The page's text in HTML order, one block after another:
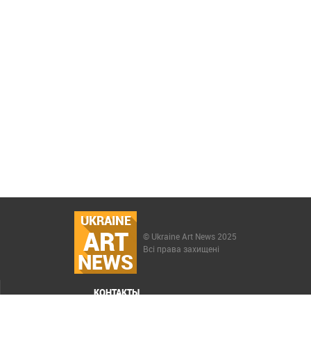
UKRAINE
ART
NEWS
© Ukraine Art News 2025
Всі права захищені
КОНТАКТЫ